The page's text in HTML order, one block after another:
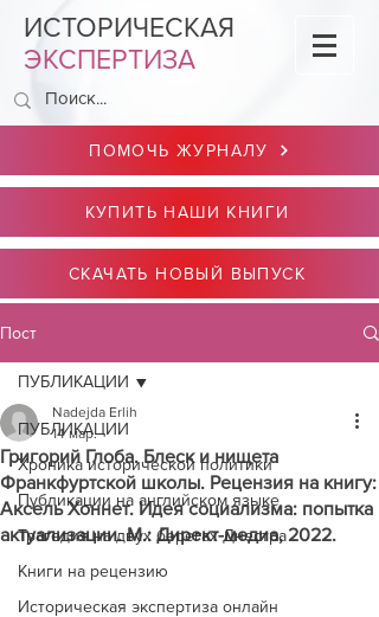
ИСТОРИЧЕСКАЯ
ЭКСПЕРТИЗА
ПОМОЧЬ ЖУРНАЛУ
КУПИТЬ НАШИ КНИГИ
СКАЧАТЬ НОВЫЙ ВЫПУСК
Пост
ПУБЛИКАЦИИ
Хроника исторической политики
Публикации на английском языке
Трагедия на двух берегах Днестра
Книги на рецензию
Историческая экспертиза онлайн
ПУБЛИКАЦИИ
Григорий Глоба. Блеск и нищета
Франкфуртской школы. Рецензия на книгу:
Аксель Хоннет. Идея социализма: попытка
актуализации. М.: Директ-медиа, 2022.
Nadejda Erlih
14 мар.